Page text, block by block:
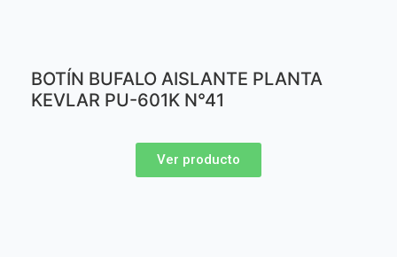
BOTÍN BUFALO AISLANTE PLANTA
KEVLAR PU-601K N°41
Ver producto